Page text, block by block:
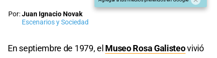
Por:Juan Ignacio Novak
Escenarios y Sociedad
En septiembre de 1979, el Museo Rosa Galisteovivió